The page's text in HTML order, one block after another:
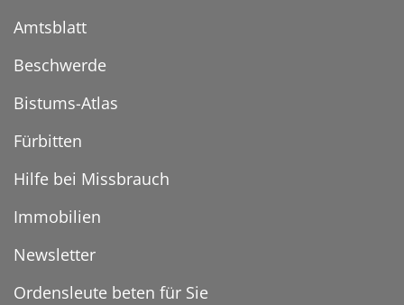
Amtsblatt
Beschwerde
Bistums-Atlas
Fürbitten
Hilfe bei Missbrauch
Immobilien
Newsletter
Ordensleute beten für Sie